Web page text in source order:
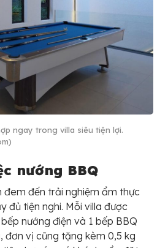
ngay trong villa siêu tiện lợi.
nướng BBQ
đem đến trải nghiệm ẩm thực
đủ tiện nghi. Mỗi villa được
nướng điện và 1 bếp BBQ
đơn vị cũng tặng kèm 0,5 kg